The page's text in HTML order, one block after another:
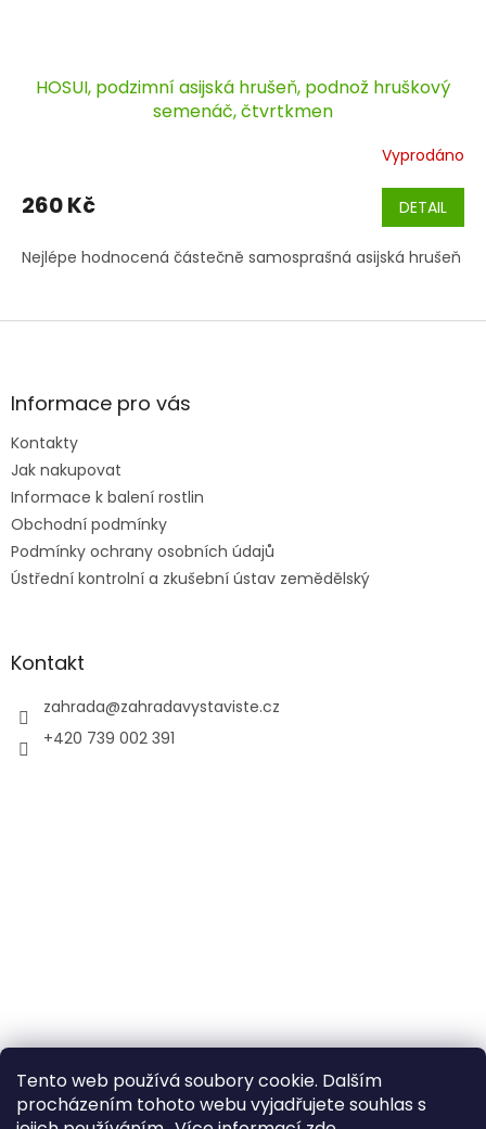
Tento web používá soubory cookie. Dalším
procházením tohoto webu vyjadřujete souhlas s
HOSUI, podzimní asijská hrušeň, podnož hruškový
semenáč, čtvrtkmen
Vyprodáno
260 Kč DETAIL
Nejlépe hodnocená částečně samosprašná asijská hrušeň
Z
aInformace pro vás
Kontakty
Jak nakupovat
Informace k balení rostlin
Obchodní podmínky
Podmínky ochrany osobních údajů
Ústřední kontrolní a zkušební ústav zemědělský
Kontakt
zahrada@zahradavystaviste.cz
+420 739 002 391